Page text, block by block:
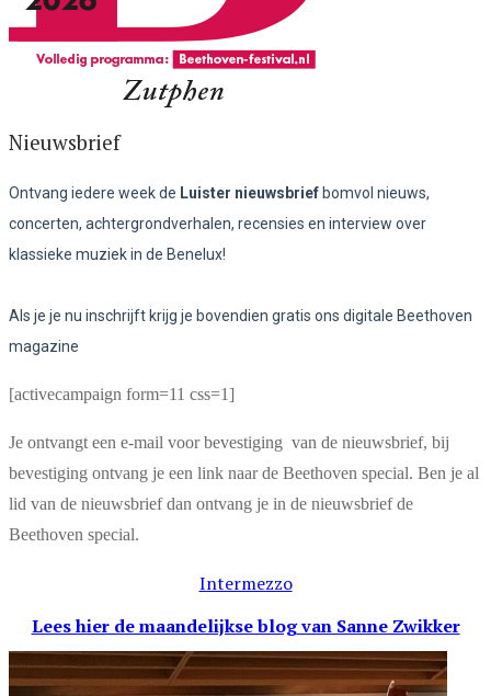
Nieuwsbrief
Ontvang iedere week de Luister nieuwsbrief bomvol nieuws,
concerten, achtergrondverhalen, recensies en interview over
klassieke muziek in de Benelux!
Als je je nu inschrijft krijg je bovendien gratis ons digitale Beethoven
magazine
[activecampaign form=11 css=1]
Je ontvangt een e-mail voor bevestiging van de nieuwsbrief, bij
bevestiging ontvang je een link naar de Beethoven special. Ben je al
lid van de nieuwsbrief dan ontvang je in de nieuwsbrief de
Beethoven special.
Intermezzo
Lees hier de maandelijkse blogvan Sanne Zwikker